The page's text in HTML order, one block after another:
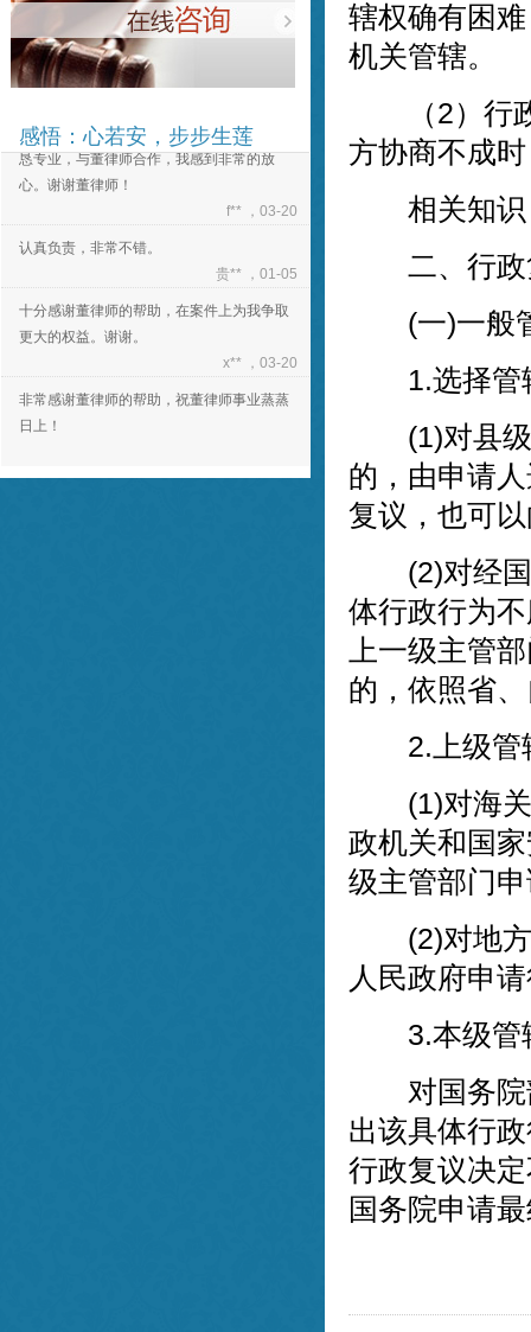
感悟：心若安，步步生莲
非常感谢董律师的帮助，祝董律师事业蒸蒸
日上！
恳专业，与董律师合作，我感到非常的放
心。谢谢董律师！
认真负责，非常不错。
十分感谢董律师的帮助，在案件上为我争取
更大的权益。谢谢。
非常感谢董律师的帮助，祝董律师事业蒸蒸
日上！
辖权确有困
机关管辖。
（2）行政
方协商不成
相关知识
二、行政
(一)一般
1.选择管
(1)对县级
的，由申请
复议，也可
(2)对经国
体行政行为
上一级主管
的，依照省
2.上级管
(1)对海关
政机关和国
级主管部门
(2)对地方
人民政府申
3.本级管
对国务院部
出该具体行
行政复议决
国务院申请